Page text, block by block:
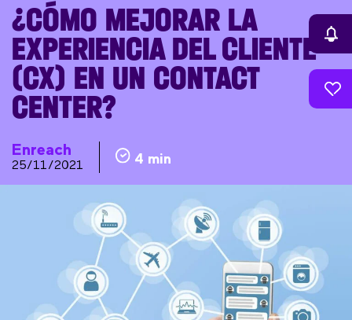
¿CÓMO MEJORAR LA
EXPERIENCIA DEL CLIENTE
(CX) EN UN CONTACT
CENTER?
Enreach
25/11/2021 4 min